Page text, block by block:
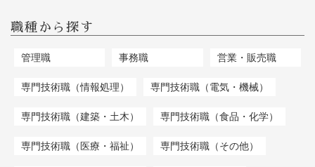
職種から探す
管理職 事務職 営業・販売職
専門技術職（情報処理） 専門技術職（電気・機械）
専門技術職（建築・土木） 専門技術職（食品・化学）
専門技術職（医療・福祉） 専門技術職（その他）